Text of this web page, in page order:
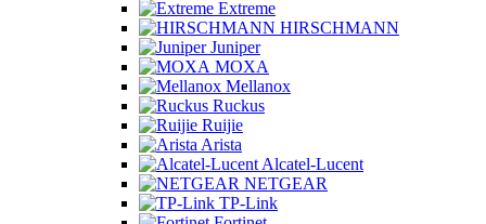
Extreme
HIRSCHMANN
Juniper
MOXA
Mellanox
Ruckus
Ruijie
Arista
Alcatel-Lucent
NETGEAR
TP-Link